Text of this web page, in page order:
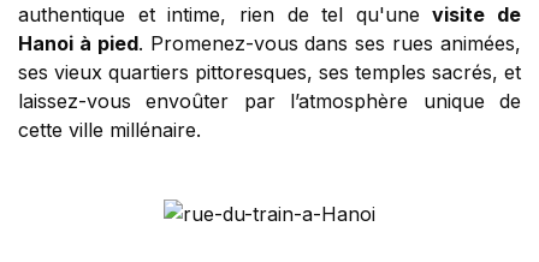
authentique et intime, rien de tel qu'unevisite de
Hanoi à pied. Promenez-vous dans ses rues animées,
ses vieux quartiers pittoresques, ses temples sacrés, et
laissez-vous envoûter par l’atmosphère unique de
cette ville millénaire.